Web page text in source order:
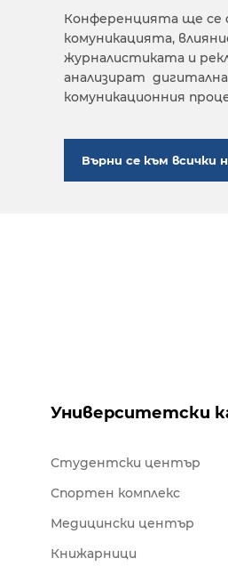
Конференцията ще се
комуникацията,
журналистиката и
анализират
комуникационния
Върни се към всички
Университетски
Студентски център
Спортен комплекс
Медицински център
Книжарници